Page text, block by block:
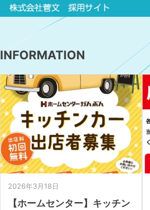
INFORMATION
2026年3月18日
【ホームセンター】キッチン